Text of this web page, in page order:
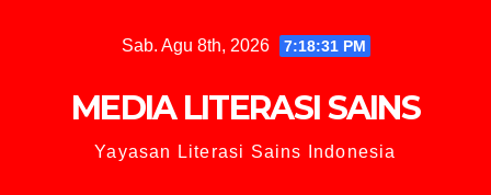
Sab. Agu 8th, 2026 7:18:33 PM
MEDIA LITERASI SAINS
Yayasan Literasi Sains Indonesia